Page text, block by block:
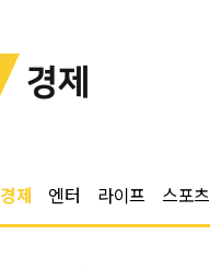
경제
경제 엔터 라이프 스포츠